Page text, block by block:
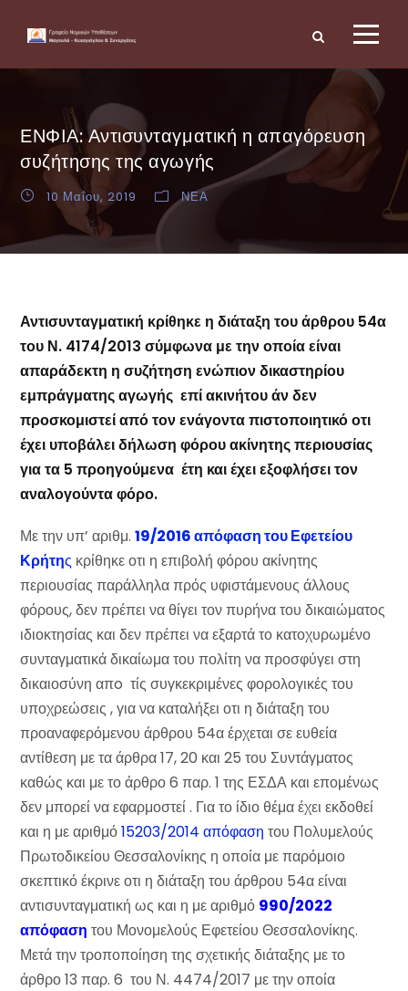
ΕΝΦΙΑ: Αντισυνταγματική η απαγόρευση
συζήτησης της αγωγής
10 Μαΐου, 2019 ΝΕΑ
Αντισυνταγματική κρίθηκε η διάταξη του άρθρου 54α
του Ν. 4174/2013 σύμφωνα με την οποία είναι
απαράδεκτη η συζήτηση ενώπιον δικαστηρίου
εμπράγματης αγωγής επί ακινήτου άν δεν
προσκομιστεί από τον ενάγοντα πιστοποιητικό οτι
έχει υποβάλει δήλωση φόρου ακίνητης περιουσίας
για τα 5 προηγούμενα έτη και έχει εξοφλήσει τον
αναλογούντα φόρο.
Με την υπ’ αριθμ. 19/2016 απόφαση του Εφετείου
Κρήτης κρίθηκε οτι η επιβολή φόρου ακίνητης
περιουσίας παράλληλα πρός υφιστάμενους άλλους
φόρους, δεν πρέπει να θίγει τον πυρήνα του δικαιώματος
ιδιοκτησίας και δεν πρέπει να εξαρτά το κατοχυρωμένο
συνταγματικά δικαίωμα του πολίτη να προσφύγει στη
δικαιοσύνη απo τίς συγκεκριμένες φορολογικές του
υποχρεώσεις , για να καταλήξει οτι η διάταξη του
προαναφερόμενου άρθρου 54α έρχεται σε ευθεία
αντίθεση με τα άρθρα 17, 20 και 25 του Συντάγματος
καθώς και με το άρθρο 6 παρ. 1 της ΕΣΔΑ και επομένως
δεν μπορεί να εφαρμοστεί . Για το ίδιο θέμα έχει εκδοθεί
και η με αριθμό15203/2014 απόφαση του Πολυμελούς
Πρωτοδικείου Θεσσαλονίκης η οποία με παρόμοιο
σκεπτικό έκρινε οτι η διάταξη του άρθρου 54α είναι
αντισυνταγματική ως και η με αριθμό 990/2022
απόφαση του Μονομελούς Εφετείου Θεσσαλονίκης.
Μετά την τροποποίηση της σχετικής διάταξης με το
άρθρο 13 παρ. 6 του Ν. 4474/2017 με την οποία